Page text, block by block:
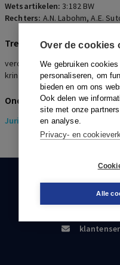
Over de cookies
We gebruiken
personaliseren, om
bieden en om ons
Ook delen we
site met onze
en analyse.
Privacy- en
Alle
Wetsartikelen:3:182 BW
Rechters: A.N. Labohm, A.E.
Trefwoorden
verdeling, inboedel, waarde,
kringloopwinkel,
Onderwerpen
Juridisch> Erfrecht
088-